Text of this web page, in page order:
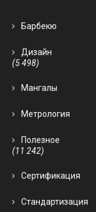
Барбекю
Дизайн
(5 498)
Мангалы
Метрология
Полезное
(11 242)
Сертификация
Стандартизация